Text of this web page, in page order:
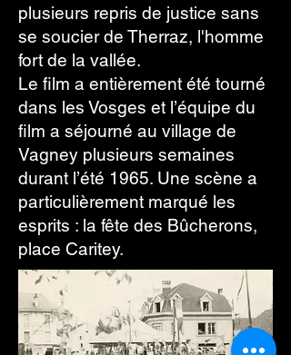
plusieurs repris de justice sans
se soucier de Therraz, l'homme
fort de la vallée.
Le film a entièrement été tourné
dans les Vosges et l’équipe du
film a séjourné au village de
Vagney plusieurs semaines
durant l’été 1965. Une scène a
particulièrement marqué les
esprits : la fête des Bûcherons,
place Caritey.